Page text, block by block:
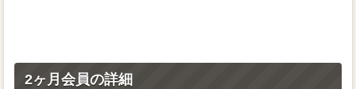
2ヶ月会員の詳細